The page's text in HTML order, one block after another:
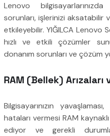
Lenovo bilgisayarlarınızda
sorunları, işlerinizi aksatabilir
etkileyebilir. YIĞILCA Lenovo
hızlı ve etkili çözümler
donanım sorunları ve çözüm
RAM (Bellek)
Bilgisayarınızın
hataları vermesi RAM
ediyor ve gerekli